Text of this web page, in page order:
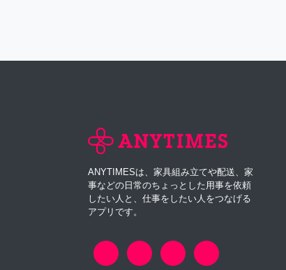
ANYTIMESは、家具組み立てや配送、家
事などの日常のちょっとした用事を依頼
したい人と、仕事をしたい人をつなげる
アプリです。